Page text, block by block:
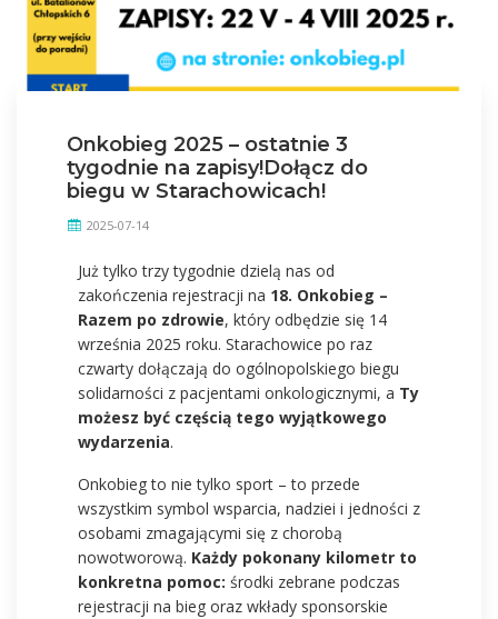
Onkobieg 2025 – ostatnie 3
tygodnie na zapisy!Dołącz do
biegu w Starachowicach!
2025-07-14
Już tylko trzy tygodnie dzielą nas od
zakończenia rejestracji na 18. Onkobieg –
Razem po zdrowie, który odbędzie się 14
września 2025 roku. Starachowice po raz
czwarty dołączają do ogólnopolskiego biegu
solidarności z pacjentami onkologicznymi, a Ty
możesz być częścią tego wyjątkowego
wydarzenia.
Onkobieg to nie tylko sport – to przede
wszystkim symbol wsparcia, nadziei i jedności z
osobami zmagającymi się z chorobą
nowotworową. Każdy pokonany kilometr to
konkretna pomoc: środki zebrane podczas
rejestracji na bieg oraz wkłady sponsorskie